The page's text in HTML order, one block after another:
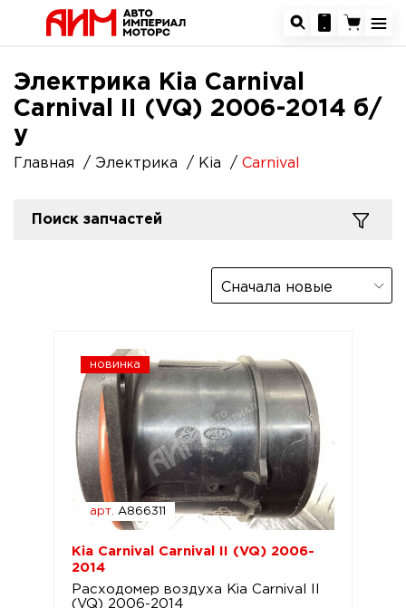
Электрика Kia Carnival
Carnival II (VQ) 2006-2014 б/
у
Главная Электрика Kia Carnival
Поиск запчастей
Сначала новые
новинка
арт. A866311
Kia Carnival Carnival II (VQ) 2006-
2014
Расходомер воздуха Kia Carnival II
(VQ) 2006-2014